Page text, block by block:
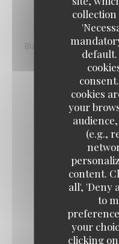
cookies
your
(e.g.,
content.
all', 'Deny
to
your
clicking
CH'TI BURGER
Black angus 150gr -
CHICON
TARTE